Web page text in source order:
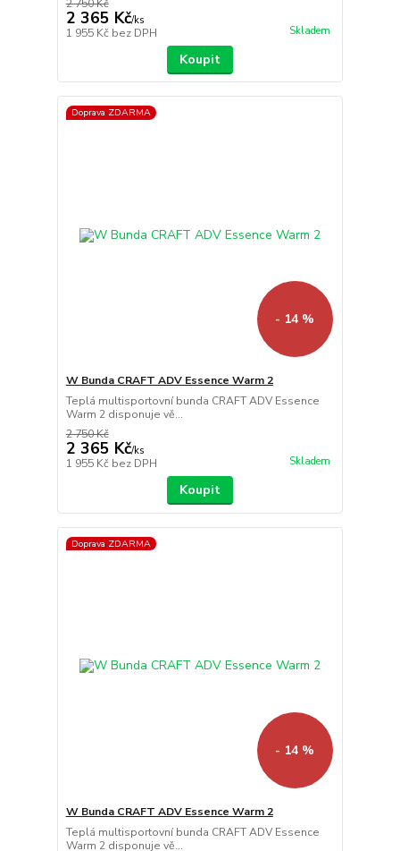
2 750 Kč
2 365 Kč/ks
1 955 Kč bez DPH Skladem
Koupit
Doprava ZDARMA
- 14 %
W Bunda CRAFT ADV Essence Warm 2
Teplá multisportovní bunda CRAFT ADV Essence
Warm 2 disponuje vě...
2 750 Kč
2 365 Kč/ks
1 955 Kč bez DPH Skladem
Koupit
Doprava ZDARMA
- 14 %
W Bunda CRAFT ADV Essence Warm 2
Teplá multisportovní bunda CRAFT ADV Essence
Warm 2 disponuje vě...